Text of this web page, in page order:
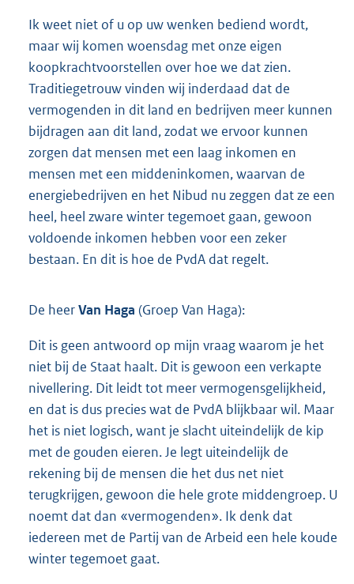
Ik weet niet of u op uw wenken bediend wordt,
maar wij komen woensdag met onze eigen
koopkrachtvoorstellen over hoe we dat zien.
Traditiegetrouw vinden wij inderdaad dat de
vermogenden in dit land en bedrijven meer kunnen
bijdragen aan dit land, zodat we ervoor kunnen
zorgen dat mensen met een laag inkomen en
mensen met een middeninkomen, waarvan de
energiebedrijven en het Nibud nu zeggen dat ze een
heel, heel zware winter tegemoet gaan, gewoon
voldoende inkomen hebben voor een zeker
bestaan. En dit is hoe de PvdA dat regelt.
De heerVan Haga (Groep Van Haga):
Dit is geen antwoord op mijn vraag waarom je het
niet bij de Staat haalt. Dit is gewoon een verkapte
nivellering. Dit leidt tot meer vermogensgelijkheid,
en dat is dus precies wat de PvdA blijkbaar wil. Maar
het is niet logisch, want je slacht uiteindelijk de kip
met de gouden eieren. Je legt uiteindelijk de
rekening bij de mensen die het dus net niet
terugkrijgen, gewoon die hele grote middengroep. U
noemt dat dan «vermogenden». Ik denk dat
iedereen met de Partij van de Arbeid een hele koude
winter tegemoet gaat.